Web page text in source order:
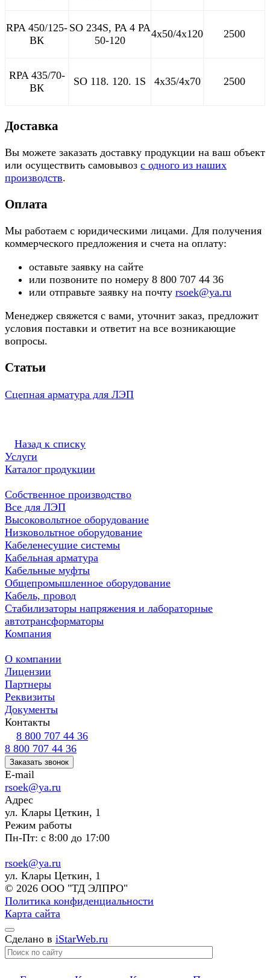
RPA 450/125-
ВК
SO 234S, PA 4 РА
50-120
4х50/4х120 2500
RPA 435/70-
ВК
SO 118. 120. 1S 4х35/4х70 2500
Доставка
Вы можете заказать доставку продукции на ваш объект
или осуществить самовывоз с одного из наших
производств.
Оплата
Мы работаем с юридическими лицами. Для получения
коммерческого предложения и счета на оплату:
оставьте заявку на сайте
или позвоните по номеру 8 800 707 44 36
или отправьте заявку на почту rsoek@ya.ru
Менеджер свяжется с вами, уточнит заказ, предложит
условия поставки и ответит на все возникающие
вопросы.
Статьи
Сцепная арматура для ЛЭП
Назад к списку
Услуги
Каталог продукции
Собственное производство
Все для ЛЭП
Высоковольтное оборудование
Низковольтное оборудование
Кабеленесущие системы
Кабельная арматура
Кабельные муфты
Общепромышленное оборудование
Кабель, провод
Стабилизаторы напряжения и лабораторные
автотрансформаторы
Компания
О компании
Лицензии
Партнеры
Реквизиты
Документы
Контакты
8 800 707 44 36
8 800 707 44 36
Заказать звонок
E-mail
rsoek@ya.ru
Адрес
ул. Клары Цеткин, 1
Режим работы
Пн-Пт: с 8:00 до 17:00
rsoek@ya.ru
ул. Клары Цеткин, 1
© 2026 ООО "ТД ЭЛПРО"
Политика конфиденциальности
Карта сайта
Сделано в iStarWeb.ru